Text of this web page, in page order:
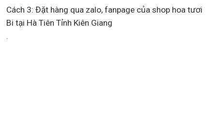
Cách 3: Đặt hàng qua zalo, fanpage của shop hoa tươi
Bi tại Hà Tiên Tỉnh Kiên Giang
.